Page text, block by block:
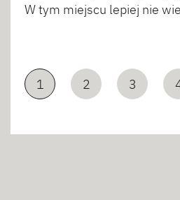
W tym miejscu lepiej nie
1 2 3